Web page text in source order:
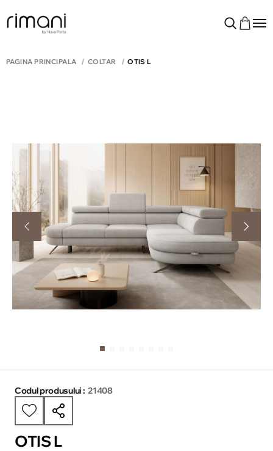
PAGINA PRINCIPALĂ COLTAR OTIS L
Codul produsului : 21408
OTIS L